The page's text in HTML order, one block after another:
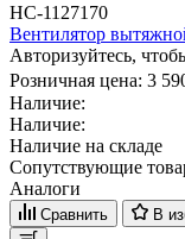
НС-1127170
Вентилятор
Авторизуйтесь,
Розничная цена: 3
Наличие:
Наличие:
Наличие на складе
Сопутствующие
Аналоги
Сравнить В